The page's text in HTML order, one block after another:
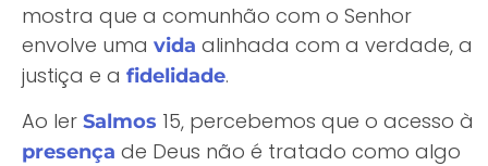
mostra que a comunhão com o Senhor
envolve uma vida alinhada com a verdade, a
justiça e a fidelidade.
Ao ler Salmos 15, percebemos que o acesso à
presença de Deus não é tratado como algo